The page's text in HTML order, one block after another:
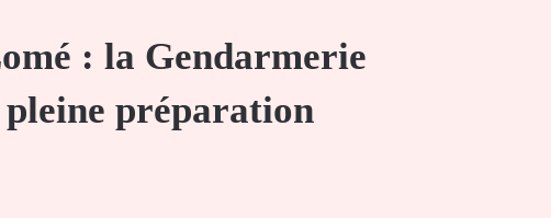
: la Gendarmerie
préparation